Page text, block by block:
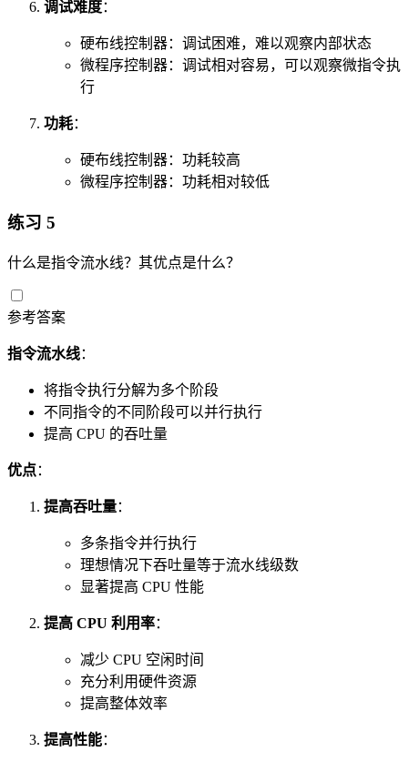
调试难度：
硬布线控制器：调试困难，难以观察内部状态
微程序控制器：调试相对容易，可以观察微指令执
行
功耗：
硬布线控制器：功耗较高
微程序控制器：功耗相对较低
练习 5
什么是指令流水线？其优点是什么？
参考答案
指令流水线：
将指令执行分解为多个阶段
不同指令的不同阶段可以并行执行
提高 CPU 的吞吐量
优点：
提高吞吐量：
多条指令并行执行
理想情况下吞吐量等于流水线级数
显著提高 CPU 性能
提高 CPU 利用率：
减少 CPU 空闲时间
充分利用硬件资源
提高整体效率
提高性能：